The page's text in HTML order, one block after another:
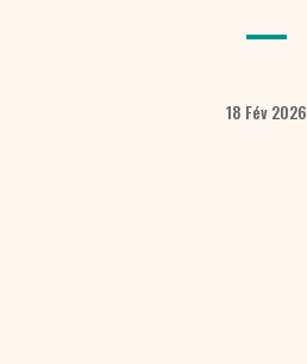
18 Fév 2026